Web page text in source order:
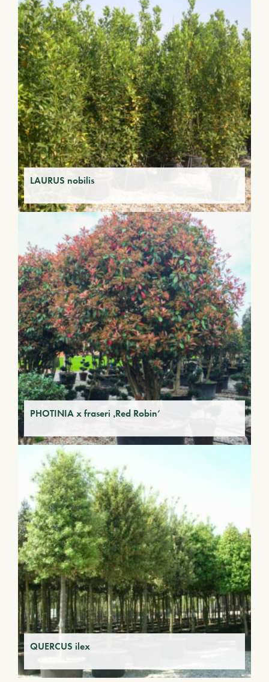
LAURUS nobilis
PHOTINIA x fraseri ‚Red Robin‘
QUERCUS ilex